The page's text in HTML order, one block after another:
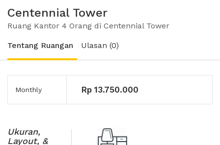
Centennial Tower
Ruang Kantor 4 Orang di Centennial Tower
Tentang Ruangan Ulasan (0)
Monthly Rp 13.750.000
Ukuran,
Layout, &